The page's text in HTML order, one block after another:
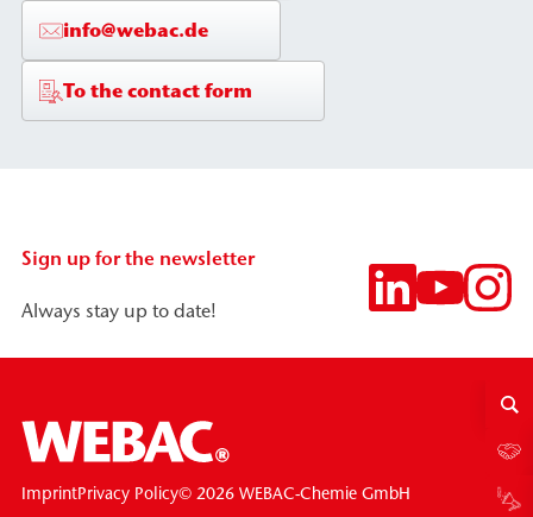
info@webac.de
To the contact form
Sign up for the newsletter
Always stay up to date!
© 2026 WEBAC-Chemie GmbH
ImprintPrivacy Policy